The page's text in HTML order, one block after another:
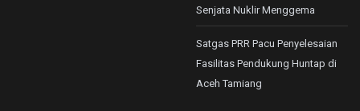
Senjata Nuklir Menggema
Satgas PRR Pacu Penyelesaian
Fasilitas Pendukung Huntap di
Aceh Tamiang